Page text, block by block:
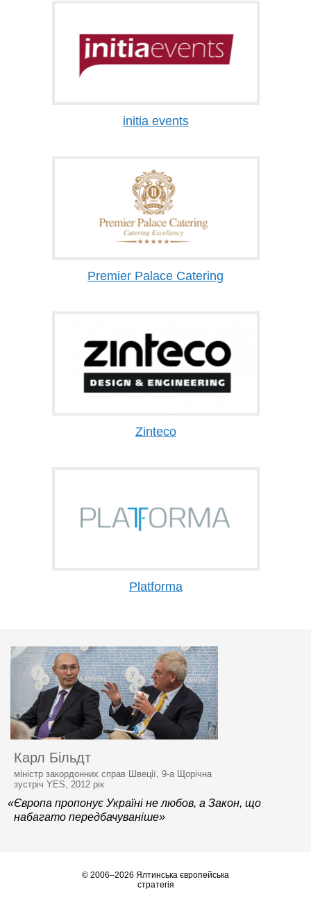
initia events
Premier Palace Catering
Zinteco
Platforma
Карл Більдт
міністр закордонних справ Швеції, 9-а Щорічна
зустріч YES, 2012 рік
«Європа пропонує Україні не любов, а Закон, що
набагато передбачуваніше»
© 2006–2026 Ялтинська європейська
стратегія